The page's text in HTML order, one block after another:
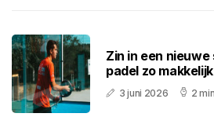
Zin in een
padel zo
3 juni 2026 2